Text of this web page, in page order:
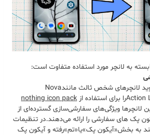
بسته به لانچر مورد استفاده متفاوت است:
لانچرهای شخص ثالث مانندNova
Actionرا برای استفاده از nothing icon pack
لانچرها ویژگی‌های سفارشی‌سازی گسترده‌ای از
پک های سفارشی را ارائه می‌دهند.در تنظیمات
به بخش«آیکون پک»یا«تم»رفته و آیکون پک